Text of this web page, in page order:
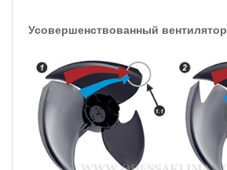
Усовершенствованный вентилятор